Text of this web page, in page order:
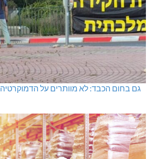
גם בחום הכבד: לא מוותרים על הדמוקרטיה